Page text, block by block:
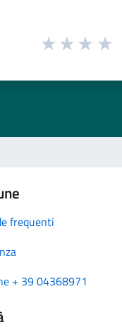
frequenti
+ 39 04368971